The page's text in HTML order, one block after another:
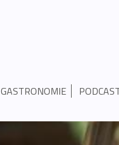
GASTRONOMIE